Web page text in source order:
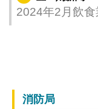
2024年2月飲
消防局